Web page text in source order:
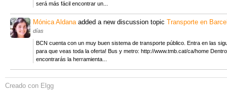
será más fácil encontrar un...
Mónica Aldanaadded a new discussion topic Transporte en
días
BCN cuenta con un muy buen sistema de transporte público. Entra en las
para que veas toda la oferta! Bus y metro: http://www.tmb.cat/ca/home
encontrarás la herramienta...
Creado con Elgg